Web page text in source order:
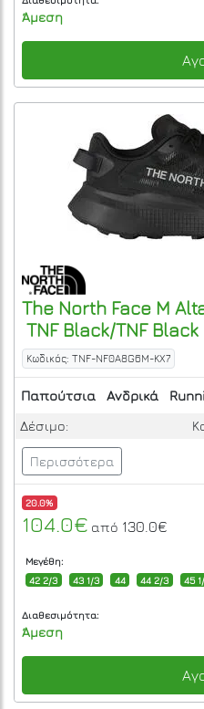
Άμεση
The North Face M
TNF Black/TNF Black
Κωδικός: TNF-NF0A8G6M-KX7
Παπούτσια Ανδρικά
Δέσιμο:
Περισσότερα
20.0%
104.0€ από 130.0€
Μεγέθη:
42 2/3
43 1/3 44 44 2/3 45
Διαθεσιμότητα:
Άμεση